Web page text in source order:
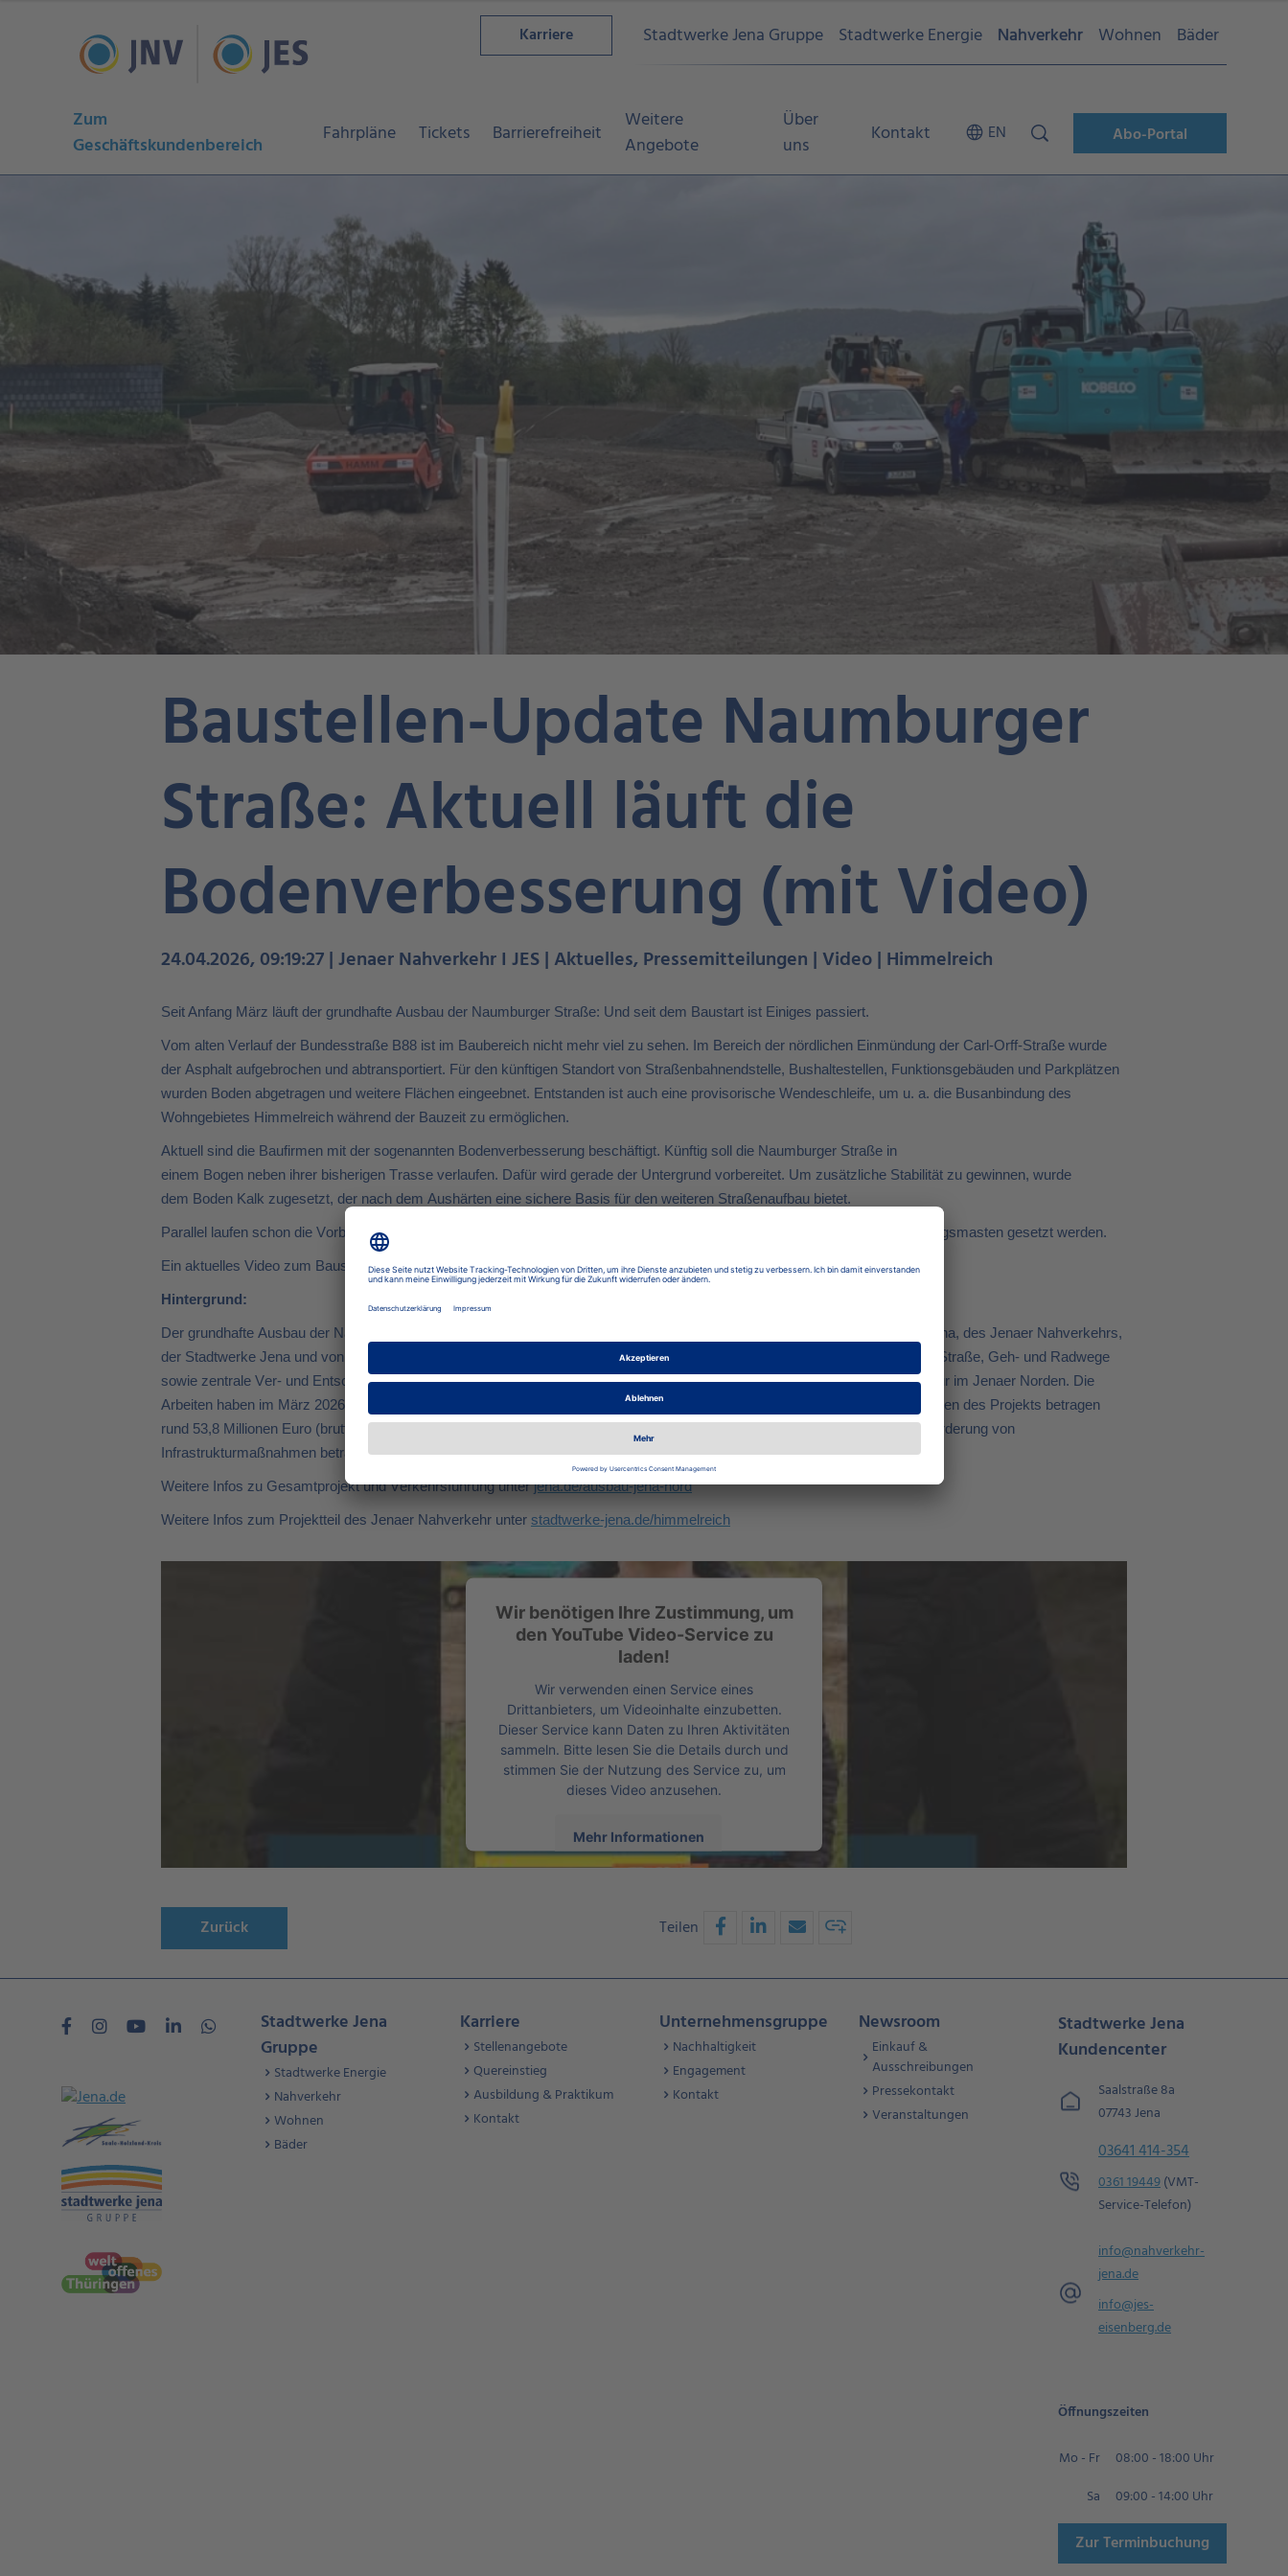
Karriere Stadtwerke Jena Gruppe Stadtwerke Energie Nahverkehr Wohnen Bäder
Zum
Geschäftskundenbereich
Fahrpläne Tickets Barrierefreiheit
Weitere
Angebote
Über
uns
Kontakt EN Abo-Portal
Baustellen-Update Naumburger
Straße: Aktuell läuft die
Bodenverbesserung (mit Video)
24.04.2026, 09:19:27 | Jenaer Nahverkehr I JES | Aktuelles, Pressemitteilungen | Video | Himmelreich
Seit Anfang März läuft der grundhafte Ausbau der Naumburger Straße: Und seit dem Baustart ist Einiges passiert.
Vom alten Verlauf der Bundesstraße B88 ist im Baubereich nicht mehr viel zu sehen. Im Bereich der nördlichen Einmündung der Carl-Orff-Straße wurde
der Asphalt aufgebrochen und abtransportiert. Für den künftigen Standort von Straßenbahnendstelle, Bushaltestellen, Funktionsgebäuden und Parkplätzen
wurden Boden abgetragen und weitere Flächen eingeebnet. Entstanden ist auch eine provisorische Wendeschleife, um u. a. die Busanbindung des
Wohngebietes Himmelreich während der Bauzeit zu ermöglichen.
Aktuell sind die Baufirmen mit der sogenannten Bodenverbesserung beschäftigt. Künftig soll die Naumburger Straße in
einem Bogen neben ihrer bisherigen Trasse verlaufen. Dafür wird gerade der Untergrund vorbereitet. Um zusätzliche Stabilität zu gewinnen, wurde
dem Boden Kalk zugesetzt, der nach dem Aushärten eine sichere Basis für den weiteren Straßenaufbau bietet.
Parallel laufen schon die Vorbereitungen für den Bau der Straßenbahntrasse: Ab Mai sollen die Fundamente für die Oberleitungsmasten gesetzt werden.
Ein aktuelles Video zum Baustand am Himmelreich finden Sie am Ende der Meldung.
Hintergrund:
Der grundhafte Ausbau der Naumburger Straße ist eine Gemeinschaftsmaßnahme der Stadt Jena, des Kommunalservice Jena, des Jenaer Nahverkehrs,
der Stadtwerke Jena und von JenaWasser. Neben der Verlängerung der Straßenbahntrasse bis ins Himmelreich werden die Straße, Geh- und Radwege
sowie zentrale Ver- und Entsorgungsleitungen erneuert. Ziel ist die nachhaltige Verbesserung der Mobilität und der Infrastruktur im Jenaer Norden. Die
Arbeiten haben im März 2026 begonnen und sollen in fünf Bauabschnitten bis Juni 2029 abgeschlossen sein. Die Gesamtkosten des Projekts betragen
rund 53,8 Millionen Euro (brutto). Ein Großteil der Kosten kann über Fördergelder von Bund und Land gedeckt werden. Die Förderung von
Infrastrukturmaßnahmen beträgt für die Stadt und den Nahverkehr maximal 75 Prozent.
Weitere Infos zu Gesamtprojekt und Verkehrsführung unterjena.de/ausbau-jena-nord
Weitere Infos zum Projektteil des Jenaer Nahverkehr unter stadtwerke-jena.de/himmelreich
Wir benötigen Ihre Zustimmung, um
den YouTube Video-Service zu
laden!
Wir verwenden einen Service eines
Drittanbieters, um Videoinhalte einzubetten.
Dieser Service kann Daten zu Ihren Aktivitäten
sammeln. Bitte lesen Sie die Details durch und
stimmen Sie der Nutzung des Service zu, um
dieses Video anzusehen.
Mehr Informationen
Usercentrics Consent Management
Zurück Teilen
Stadtwerke Jena
Gruppe
Stadtwerke Energie
Nahverkehr
Wohnen
Bäder
Karriere
Stellenangebote
Quereinstieg
Ausbildung & Praktikum
Kontakt
Unternehmensgruppe
Nachhaltigkeit
Engagement
Kontakt
Newsroom
Einkauf &
Ausschreibungen
Pressekontakt
Veranstaltungen
Stadtwerke Jena
Kundencenter
Saalstraße 8a
07743 Jena
03641 414-354
0361 19449(VMT-
Service-Telefon)
info@nahverkehr-
jena.de
info@jes-
eisenberg.de
Öffnungszeiten
Mo - Fr
08:00 - 18:00 Uhr
Sa
09:00 - 14:00 Uhr
Zur Terminbuchung